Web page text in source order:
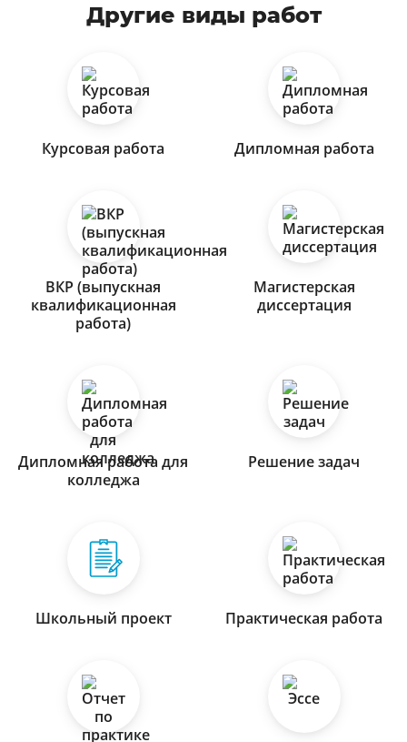
Другие виды работ
Курсовая работа Дипломная работа
ВКР (выпускная
квалификационная
работа)
Магистерская
диссертация
Дипломная работа для
колледжа
Решение задач
Школьный проект Практическая работа